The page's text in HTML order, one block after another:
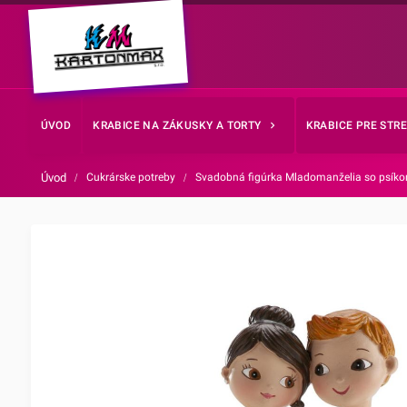
ÚVOD KRABICE NA ZÁKUSKY A TORTY KRABICE PRE
Úvod / Cukrárske potreby / Svadobná figúrka Mladomanželia so